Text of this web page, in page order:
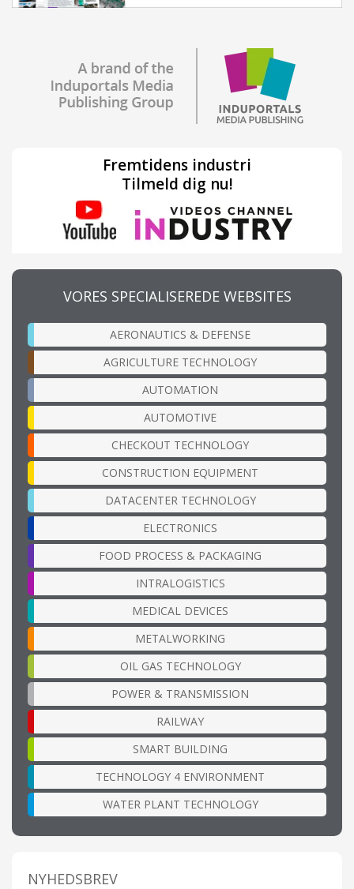
Fremtidens industri
Tilmeld dig nu!
VORES SPECIALISEREDE WEBSITES
AERONAUTICS & DEFENSE
AGRICULTURE TECHNOLOGY
AUTOMATION
AUTOMOTIVE
CHECKOUT TECHNOLOGY
CONSTRUCTION EQUIPMENT
DATACENTER TECHNOLOGY
ELECTRONICS
FOOD PROCESS & PACKAGING
INTRALOGISTICS
MEDICAL DEVICES
METALWORKING
OIL GAS TECHNOLOGY
POWER & TRANSMISSION
RAILWAY
SMART BUILDING
TECHNOLOGY 4 ENVIRONMENT
WATER PLANT TECHNOLOGY
NYHEDSBREV